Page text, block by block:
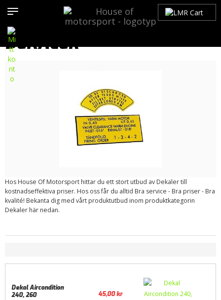
>Bilmärken>Volvo>200-Serien> Dekaler
DEKALER
Hos House Of Motorsport hittar du ett stort utbud av Dekaler till
kostnadseffektiva priser. Hos oss får du alltid Bra service - Bra priser - Bra
kvalité! Bekanta dig med vårt produktutbud inom produktkategorin
Dekaler här nedan.
Dekal Aircondition
240, 260
45,00kr